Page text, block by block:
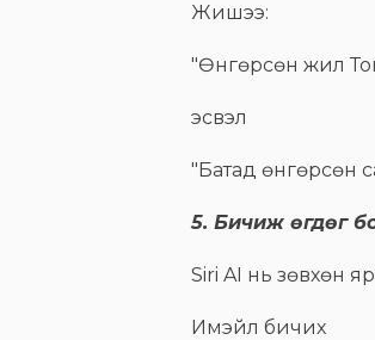
Жишээ:
"Өнгөрсөн жил
эсвэл
"Батад өнгөрсөн
5. Бичиж өгдөг
Siri AI нь зөвхөн
Имэйл бичих